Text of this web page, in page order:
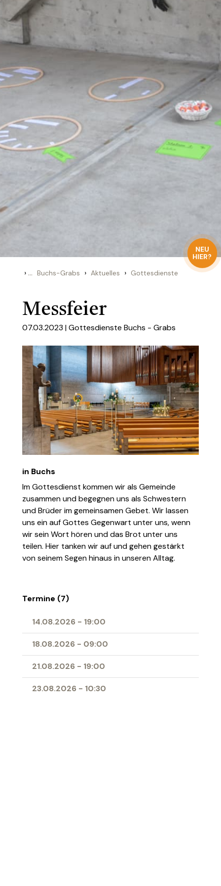
NEU
HIER?
› ... Buchs-Grabs › Aktuelles › Gottesdienste
Messfeier
07.03.2023 |Gottesdienste Buchs - Grabs
in Buchs
Im Gottesdienst kommen wir als Gemeinde
zusammen und begegnen uns als Schwestern
und Brüder im gemeinsamen Gebet. Wir lassen
uns ein auf Gottes Gegenwart unter uns, wenn
wir sein Wort hören und das Brot unter uns
teilen. Hier tanken wir auf und gehen gestärkt
von seinem Segen hinaus in unseren Alltag.
Termine (7)
14.08.2026 - 19:00
18.08.2026 - 09:00
21.08.2026 - 19:00
23.08.2026 - 10:30